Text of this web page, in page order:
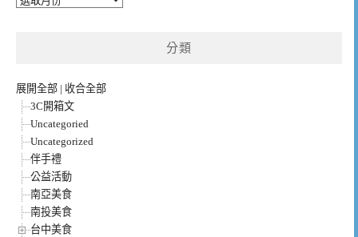
分類
展開全部 | 收合全部
3C開箱文
Uncategoried
Uncategorized
伴手禮
公益活動
南亞美食
南投美食
台中美食